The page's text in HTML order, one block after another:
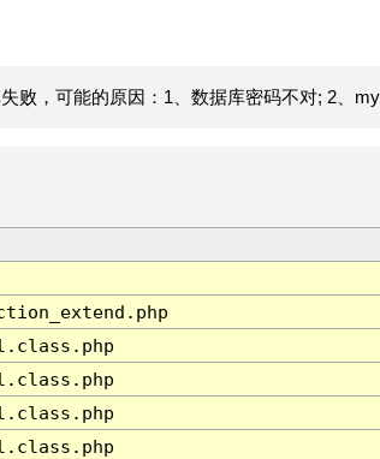
败，可能的原因：1、数据库密码不对; 2、